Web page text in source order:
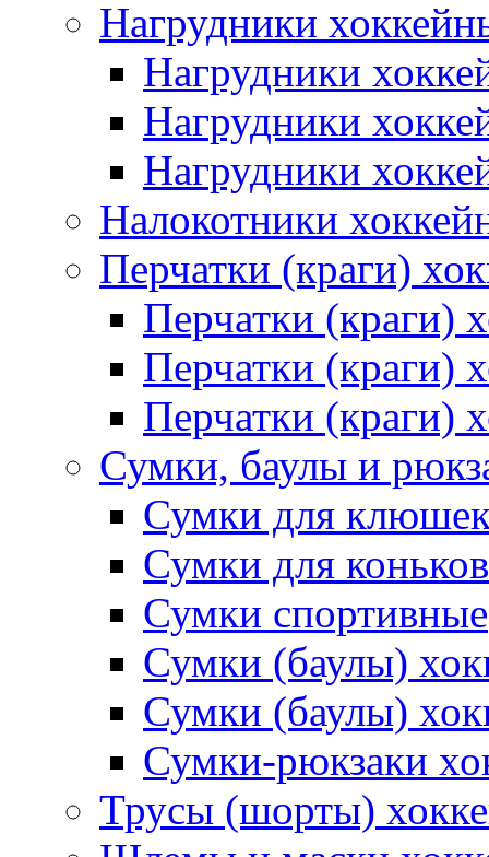
Нагрудники
Нагрудники
Нагрудники
Нагрудники
Налокотники
Перчатки (краги)
Перчатки (краги)
Перчатки (краги)
Перчатки (краги)
Сумки, баулы и
Сумки для
Сумки для коньков
Сумки спортивные
Сумки (баулы)
Сумки (баулы)
Сумки-рюкзаки
Трусы (шорты)